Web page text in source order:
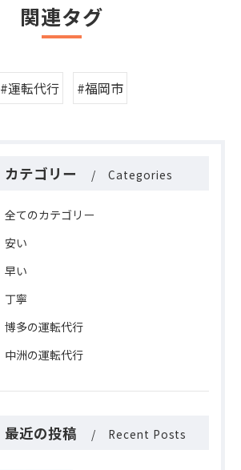
関連タグ
#運転代行 #福岡市
カテゴリー Categories
全てのカテゴリー
安い
早い
丁寧
博多の運転代行
中洲の運転代行
最近の投稿 Recent Posts